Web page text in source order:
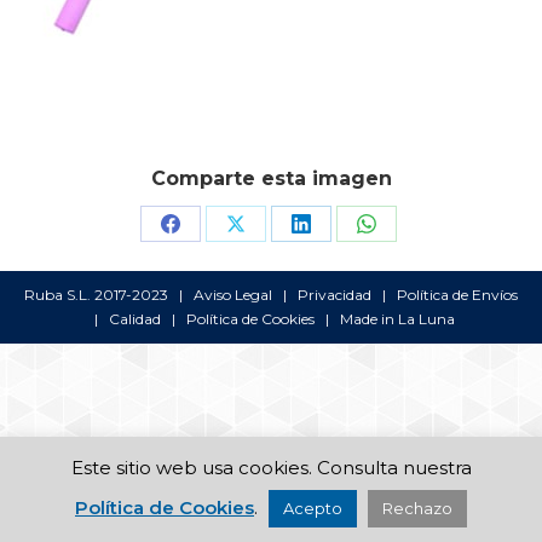
Comparte esta imagen
Share
on
Facebook
Share
on
X
Share
on
LinkedIn
Share
on
WhatsApp
Ruba S.L. 2017-2023 | Aviso Legal | Privacidad | Política de Envíos
| Calidad | Política de Cookies | Made in La Luna
Este sitio web usa cookies. Consulta nuestra
Política de Cookies. Acepto Rechazo